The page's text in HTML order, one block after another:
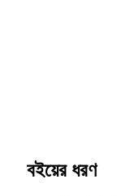
বইয়ের ধরণ